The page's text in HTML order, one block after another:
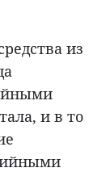
из
и в то